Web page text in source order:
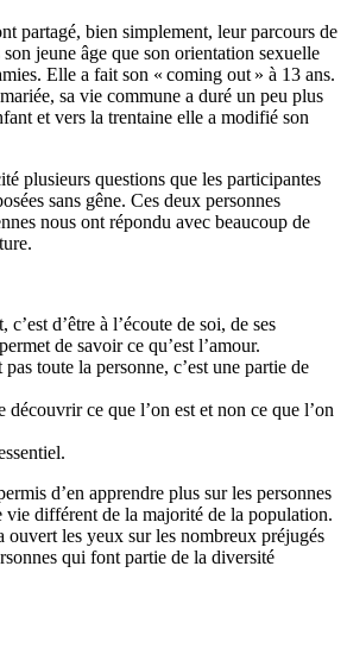
partagé, bien simplement, leur parcours de
jeune âge que son orientation sexuelle
Elle a fait son « coming out » à 13 ans.
sa vie commune a duré un peu plus
et vers la trentaine elle a modifié son
plusieurs questions que les participantes
sans gêne. Ces deux personnes
nous ont répondu avec beaucoup de
d’être à l’écoute de soi, de ses
de savoir ce qu’est l’amour.
pas toute la personne, c’est une partie de
découvrir ce que l’on est et non ce que l’on
d’en apprendre plus sur les personnes
différent de la majorité de la population.
ouvert les yeux sur les nombreux préjugés
qui font partie de la diversité